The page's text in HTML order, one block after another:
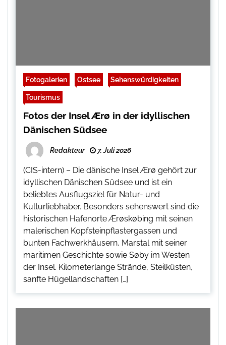
Fotogalerien Ostsee Sehenswürdigkeiten
Tourismus
Fotos der Insel Ærø in der idyllischen
Dänischen Südsee
Redakteur 7. Juli 2026
(CIS-intern) – Die dänische Insel Ærø gehört zur
idyllischen Dänischen Südsee und ist ein
beliebtes Ausflugsziel für Natur- und
Kulturliebhaber. Besonders sehenswert sind die
historischen Hafenorte Ærøskøbing mit seinen
malerischen Kopfsteinpflastergassen und
bunten Fachwerkhäusern, Marstal mit seiner
maritimen Geschichte sowie Søby im Westen
der Insel. Kilometerlange Strände, Steilküsten,
sanfte Hügellandschaften […]